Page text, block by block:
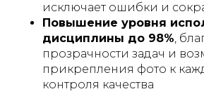
исключает ошибки и
Повышение уровня
дисциплины до 98%,
прозрачности задач и
прикрепления фото к
контроля качества